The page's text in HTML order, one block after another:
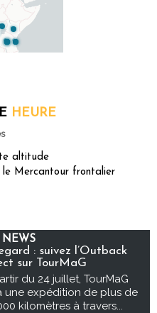
HEURE
altitude
le Mercantour frontalier
NEWS
: suivez l’Outback
sur TourMaG
du 24 juillet, TourMaG
une expédition de plus de
kilomètres à travers...